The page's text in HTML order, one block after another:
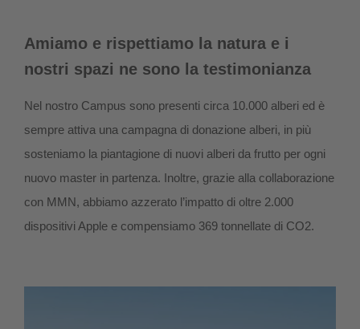
Amiamo e rispettiamo la natura e i
nostri spazi ne sono la testimonianza
Nel nostro Campus sono presenti circa 10.000 alberi ed è
sempre attiva una campagna di donazione alberi, in più
sosteniamo la piantagione di nuovi alberi da frutto per ogni
nuovo master in partenza. Inoltre, grazie alla collaborazione
con MMN, abbiamo azzerato l’impatto di oltre 2.000
dispositivi Apple e compensiamo 369 tonnellate di CO2.